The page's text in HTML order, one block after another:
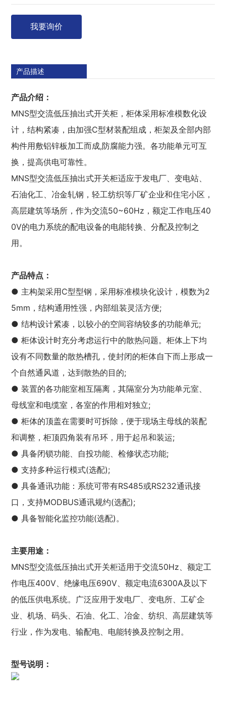
我要询价
产品描述
产品介绍：
MNS型交流低压抽出式开关柜，柜体采用标准模数化设
计，结构紧凑，由加强C型材装配组成，柜架及全部内部
构件用敷铝锌板加工而成,防腐能力强。各功能单元可互
换，提高供电可靠性。
MNS型交流低压抽出式开关柜适应于发电厂、变电站、
石油化工、冶金轧钢，轻工纺织等厂矿企业和住宅小区，
高层建筑等场所，作为交流50~60Hz，额定工作电压40
0V的电力系统的配电设备的电能转换、分配及控制之
用。
产品特点：
● 主构架采用C型型钢，采用标准模块化设计，模数为2
5mm，结构通用性强，内部组装灵活方便;
● 结构设计紧凑，以较小的空间容纳较多的功能单元;
● 柜体设计时充分考虑运行中的散热问题。柜体上下均
设有不同数量的散热槽孔，使封闭的柜体自下而上形成一
个自然通风道，达到散热的目的;
● 装置的各功能室相互隔离，其隔室分为功能单元室、
母线室和电缆室，各室的作用相对独立;
● 柜体的顶盖在需要时可拆除，便于现场主母线的装配
和调整，柜顶四角装有吊环，用于起吊和装运;
● 具备闭锁功能、自投功能、检修状态功能;
● 支持多种运行模式(选配);
● 具备通讯功能：系统可带有RS485或RS232通讯接
口，支持MODBUS通讯规约(选配);
● 具备智能化监控功能(选配)。
主要用途：
MNS型交流低压抽出式开关柜适用于交流50Hz、额定工
作电压400V、绝缘电压690V、额定电流6300A及以下
的低压供电系统。广泛应用于发电厂、变电所、工矿企
业、机场、码头、石油、化工、冶金、纺织、高层建筑等
行业，作为发电、输配电、电能转换及控制之用。
型号说明：